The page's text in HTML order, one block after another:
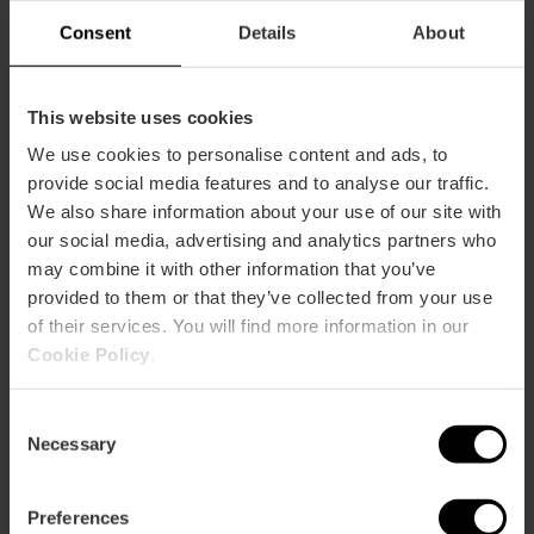
Consent Details About
This website uses cookies
We use cookies to personalise content and ads, to
provide social media features and to analyse our traffic.
We also share information about your use of our site with
our social media, advertising and analytics partners who
may combine it with other information that you’ve
provided to them or that they’ve collected from your use
of their services. You will find more information in our
Cookie Policy
Selection
Necessary
Preferences
miniatura» a València
miniatura»
València
150é aniversari de Julio
150é
aniversari
Julio
González
a
València
Visita guiada per l'Estadi
Ciutat de València
Visita
guiada
per
l'Estadi
Ciutat
Nova sala de cinema IMAX a
Nova
de
a
Flamenc en directe al Café del
Flamenc